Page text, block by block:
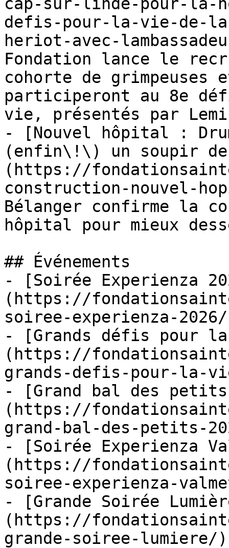
defis-pour-la-vie-de-
heriot-avec-
Fondation lance le
cohorte de grimpeuses
participeront au 8e
vie, présentés par
- [Nouvel hôpital :
(enfin\!\) un soupir de
(https://
construction-nouvel-
Bélanger confirme la
hôpital pour mieux
## Événements
- [Soirée Experienza
(https://
soiree-experienza-
- [Grands défis pour
(https://
grands-defis-pour-la-
- [Grand bal des petits
(https://
grand-bal-des-petits-
- [Soirée Experienza
(https://
soiree-experienza-
- [Grande Soirée
(https://
grande-soiree-lumiere/)